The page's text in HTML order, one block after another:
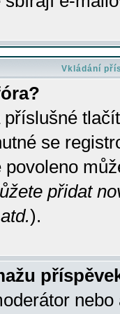
Vkládání
se
přidat
).